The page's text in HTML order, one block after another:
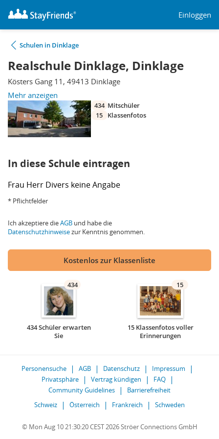
Einloggen
Schulen in Dinklage
Realschule Dinklage, Dinklage
Kösters Gang 11, 49413 Dinklage
Mehr anzeigen
434 Mitschüler
15
Klassenfotos
In diese Schule eintragen
Frau Herr Divers keine Angabe
* Pflichtfelder
Ich akzeptiere dieAGB und habe die
Datenschutzhinweisezur Kenntnis genommen.
Kostenlos zur Klassenliste
434
434 Schüler erwarten
Sie
15
15 Klassenfotos voller
Erinnerungen
Personensuche AGB Datenschutz
Impressum
Privatsphäre
Vertrag kündigen
FAQ
Community Guidelines
Barrierefreiheit
Schweiz
Österreich Frankreich Schweden
© Mon Aug 10 21:30:20 CEST 2026 Ströer Connections GmbH